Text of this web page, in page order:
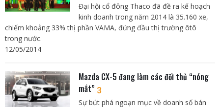
Đại hội cổ đông Thaco đã đề ra kế hoạch
kinh doanh trong năm 2014 là 35.160 xe,
chiếm khoảng 33% thị phần VAMA, đứng đầu thị trường ôtô
trong nước.
12/05/2014
Mazda CX-5 đang làm các đối thủ “nóng
mắt” 3
Sự bứt phá ngoạn mục về doanh số bán